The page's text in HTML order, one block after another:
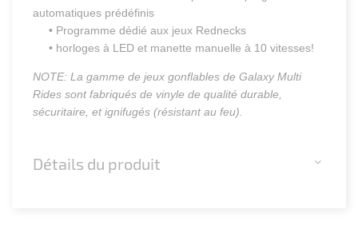
automatiques prédéfinis
• Programme dédié aux jeux Rednecks
• horloges à LED et manette manuelle à 10 vitesses!
NOTE: La gamme de jeux gonflables de Galaxy Multi
Rides sont fabriqués de vinyle de qualité durable,
sécuritaire, et ignifugés (résistant au feu).
Détails du produit